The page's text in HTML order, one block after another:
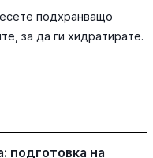
подхранващо
за да ги хидратирате.
подготовка на